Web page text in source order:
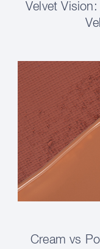
Velvet
Cream vs